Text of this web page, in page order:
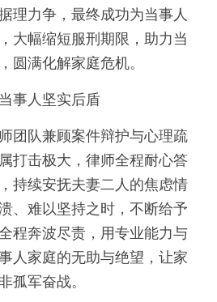
理力争，最终成功为当事人
大幅缩短服刑期限，助力当
圆满化解家庭危机。
事人坚实后盾
团队兼顾案件辩护与心理疏
打击极大，律师全程耐心答
持续安抚夫妻二人的焦虑情
、难以坚持之时，不断给予
程奔波尽责，用专业能力与
人家庭的无助与绝望，让家
孤军奋战。